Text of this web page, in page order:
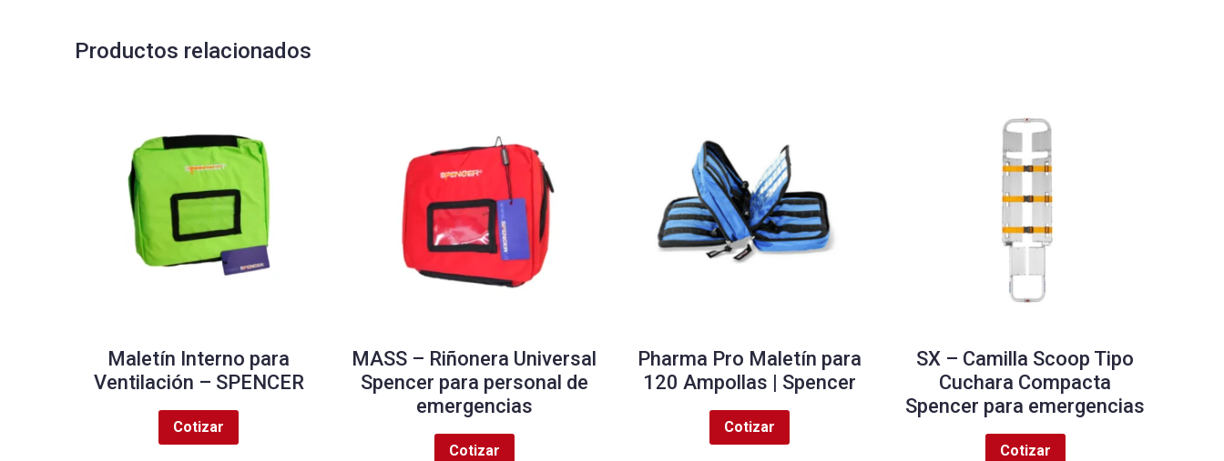
Productos relacionados
Maletín Interno para
Ventilación – SPENCER
Cotizar
MASS – Riñonera Universal
Spencer para personal de
emergencias
Cotizar
Pharma Pro Maletín para
120 Ampollas | Spencer
Cotizar
SX – Camilla Scoop Tipo
Cuchara Compacta
Spencer para emergencias
Cotizar